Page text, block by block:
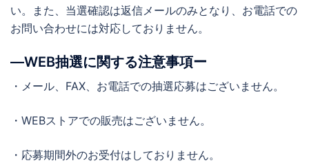
い。また、当選確認は返信メールのみとなり、お電話での
お問い合わせには対応しておりません。
―WEB抽選に関する注意事項ー
・メール、FAX、お電話での抽選応募はございません。
・WEBストアでの販売はございません。
・応募期間外のお受付はしておりません。